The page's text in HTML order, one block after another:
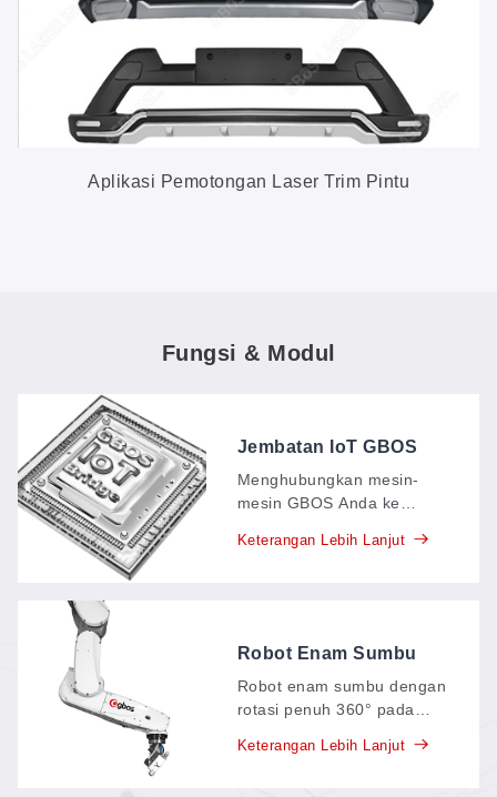
Aplikasi Pemotongan Laser Trim Pintu
Fungsi & Modul
Jembatan IoT GBOS
Menghubungkan mesin-
mesin GBOS Anda ke
diperbarui: data produksi—
menggantikan catatan
tujuan netral karbon Anda.
Keterangan Lebih Lanjut
Robot Enam Sumbu
Robot enam sumbu dengan
rotasi penuh 360° pada
bahu, siku, dan tiga sumbu
Keterangan Lebih Lanjut